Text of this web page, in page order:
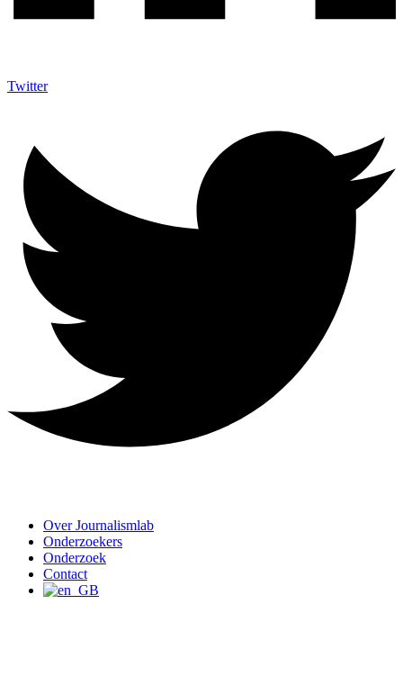
Twitter
Over Journalismlab
Onderzoekers
Onderzoek
Contact